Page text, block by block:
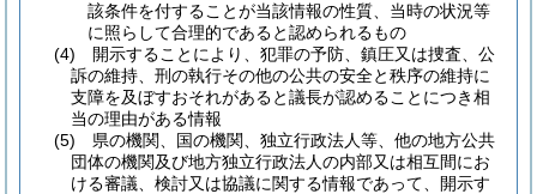
該条件を付することが当該情報の性質、当時の状況等
に照らして合理的であると認められるもの
(4)
開示することにより、犯罪の予防、鎮圧又は捜査、公
訴の維持、刑の執行その他の公共の安全と秩序の維持に
支障を及ぼすおそれがあると議長が認めることにつき相
当の理由がある情報
(5)
県の機関、国の機関、独立行政法人等、他の地方公共
団体の機関及び地方独立行政法人の内部又は相互間にお
ける審議、検討又は協議に関する情報であって、開示す